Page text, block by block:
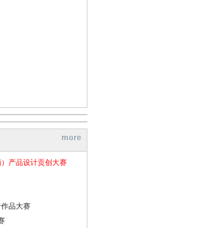
产品设计贡创大赛
品大赛